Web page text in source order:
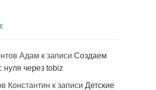
Адам к записи Создаем
нуля через tobiz
Константин к записи Детские